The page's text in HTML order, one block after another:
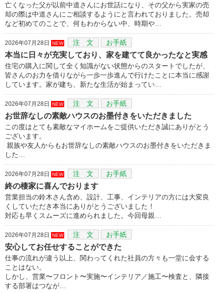
亡くなった父が以前中道さんにお世話になり、その父から実家の売
却の際は中道さんにご相談するようにと言われておりました。売却
など初めてのことで、何もわからない中、時期や…
2026年07月28日 NEW 注 文 お手紙
本当に日々が充実しており、家を建てて良かったなと実感
住宅の購入に関して全く知識がない状態からのスタートでしたが、
皆さんのお力を借りながら一歩一歩進んで行けたことに本当に感謝
しています。家が建ち、新たな生活が始まってい…
2026年07月28日 NEW 注 文 お手紙
お世辞なしの素敵ハウスのお墨付きをいただきました
この度はとても素敵なマイホームをご提供いただき誠にありがとう
ございます。
親族や友人からもお世辞なしの素敵ハウスのお墨付きをいただきま
した…
2026年07月28日 NEW 注 文 お手紙
終の棲家に喜んでおります
営業担当の鈴木さん含め、設計、工事、インテリアの方には大変良
くしていただき本当にありがとうございました！
対応も早くスムーズに進められました。今回母親…
2026年07月28日 NEW 注 文 お手紙
安心してお任せすることができた
仕事の流れが違う以上、関わってくれた社員の方々も一堂に会する
ことはない。
しかし、営業〜フロント〜実施〜インテリア／施工〜検査と、隣接
する部署はつなが…